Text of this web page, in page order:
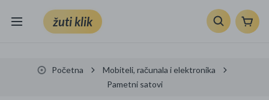
žuti klik
Početna
Mobiteli, računala i elektronika
Pametni satovi